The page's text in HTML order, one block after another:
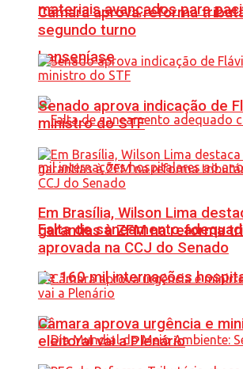
materiais avançados para
hanseníase
Falta de saneamento
de 160 mil internações
Câmara aprova reforma
segundo turno
Senado aprova indicação de
ministro do STF
Em Brasília, Wilson Lima
garantias à ZFM na reforma
aprovada na CCJ do Senado
Câmara aprova urgência e
eleitoral vai a Plenário